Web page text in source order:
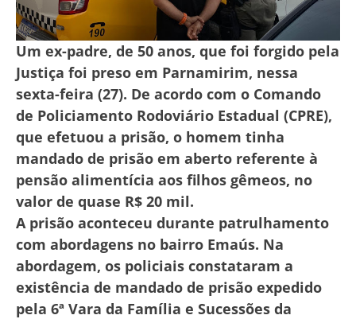
Um ex-padre, de 50 anos, que foi forgido pela
Justiça foi preso em Parnamirim, nessa
sexta-feira (27). De acordo com o Comando
de Policiamento Rodoviário Estadual (CPRE),
que efetuou a prisão, o homem tinha
mandado de prisão em aberto referente à
pensão alimentícia aos filhos gêmeos, no
valor de quase R$ 20 mil.
A prisão aconteceu durante patrulhamento
com abordagens no bairro Emaús. Na
abordagem, os policiais constataram a
existência de mandado de prisão expedido
pela 6ª Vara da Família e Sucessões da